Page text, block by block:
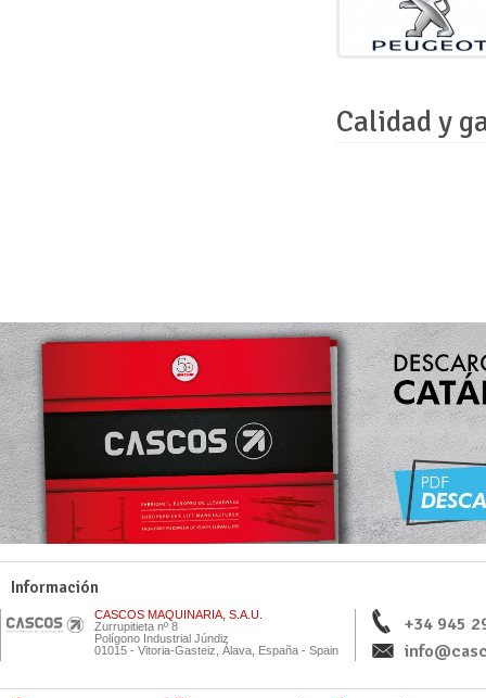
Calidad y
Información
CASCOS MAQUINARIA, S.A.U.
Zurrupitieta nº 8
Polígono Industrial Júndiz
01015 - Vitoria-Gasteiz, Álava, España - Spain
+34 945